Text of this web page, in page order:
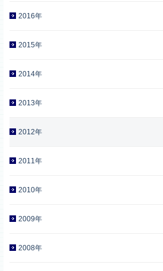
2016年
2015年
2014年
2013年
2012年
2011年
2010年
2009年
2008年